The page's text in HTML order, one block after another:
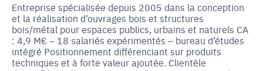
Entreprise spécialisée depuis 2005 dans la conception
et la réalisation d’ouvrages bois et structures
bois/métal pour espaces publics, urbains et naturels CA
: 4,9 M€ – 18 salariés expérimentés – bureau d’études
intégré Positionnement différenciant sur produits
techniques et à forte valeur ajoutée. Clientèle